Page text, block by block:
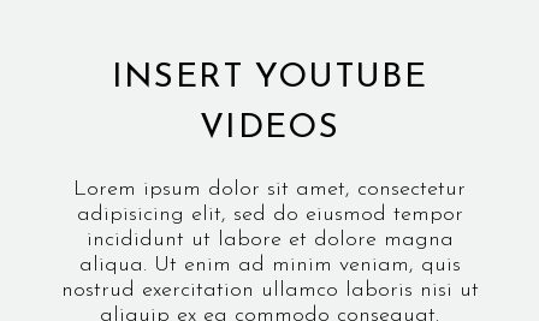
INSERT YOUTUBE
VIDEOS
Lorem ipsum dolor sit amet, consectetur
adipisicing elit, sed do eiusmod tempor
incididunt ut labore et dolore magna
aliqua. Ut enim ad minim veniam, quis
nostrud exercitation ullamco laboris nisi ut
aliquip ex ea commodo consequat.